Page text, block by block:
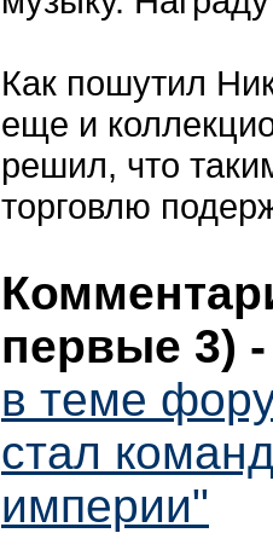
Как пошутил
еще и
решил, что
торговлю
первые 3)
в теме
стал
империи"